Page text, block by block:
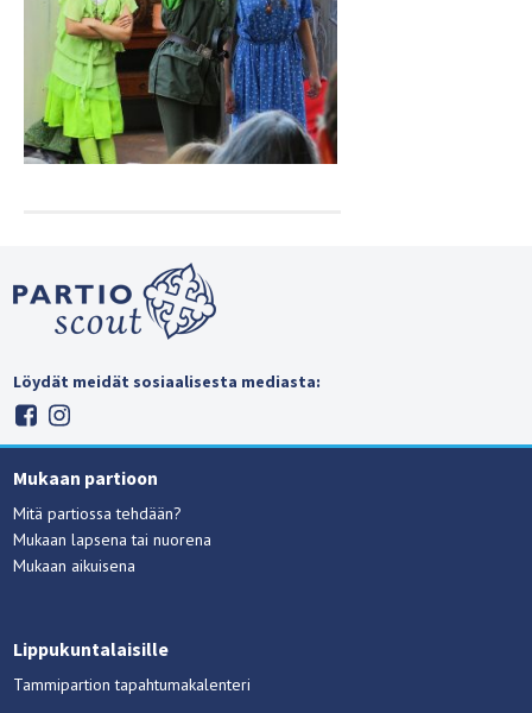
Löydät meidät sosiaalisesta mediasta:
Mukaan partioon
Mitä partiossa tehdään?
Mukaan lapsena tai nuorena
Mukaan aikuisena
Lippukuntalaisille
Tammipartion tapahtumakalenteri